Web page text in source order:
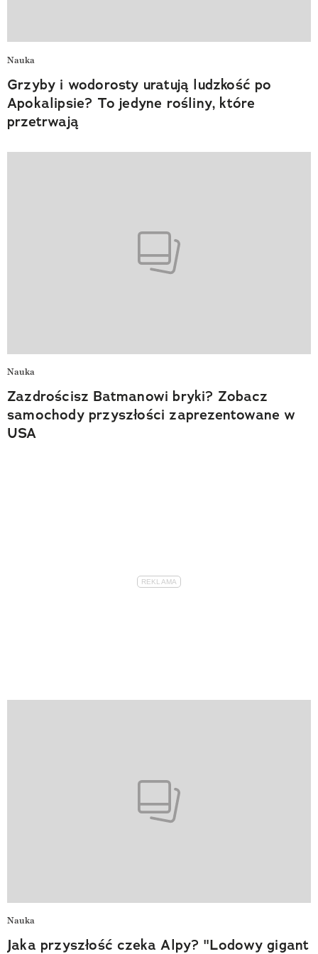
Nauka
Grzyby i wodorosty uratują ludzkość po
Apokalipsie? To jedyne rośliny, które
przetrwają
Nauka
Zazdrościsz Batmanowi bryki? Zobacz
samochody przyszłości zaprezentowane w
USA
Nauka
Jaka przyszłość czeka Alpy? "Lodowy gigant